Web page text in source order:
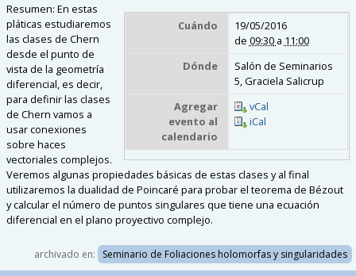
Cuándo
19/05/2016
de 09:30 a 11:00
Dónde
Salón de Seminarios
5, Graciela Salicrup
Agregar
evento al
calendario
vCal
iCal
Resumen: En estas
pláticas estudiaremos
las clases de Chern
desde el punto de
vista de la geometría
diferencial, es decir,
para definir las clases
de Chern vamos a
usar conexiones
sobre haces
vectoriales complejos.
Veremos algunas propiedades básicas de estas clases y al final
utilizaremos la dualidad de Poincaré para probar el teorema de Bézout
y calcular el número de puntos singulares que tiene una ecuación
diferencial en el plano proyectivo complejo.
archivado en: Seminario de Foliaciones holomorfas y singularidades